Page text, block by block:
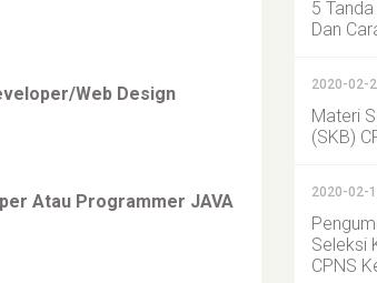
Web Design
Atau Programmer JAVA
5
Dan
2020-02-
Materi
(SKB)
2020-02-
Seleksi
CPNS